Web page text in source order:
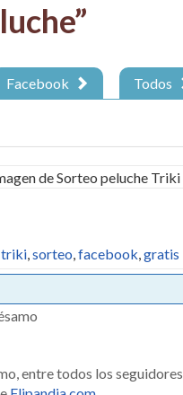
Facebook Todos
triki,sorteo,facebook,gratis
entre todos los seguidores